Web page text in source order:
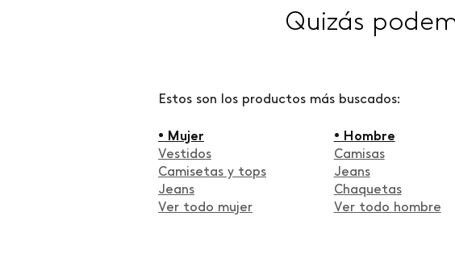
Quizás
Estos son los productos más buscados:
• Mujer
Vestidos
Camisetas y tops
Jeans
Ver todo mujer
• Hombre
Camisas
Jeans
Chaquetas
Ver todo hombre